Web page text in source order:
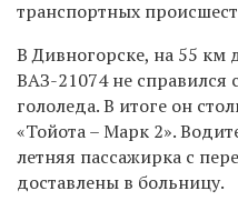
транспортных
В Дивногорске, на 55 км
ВАЗ-21074 не справился
гололеда. В итоге он
«Тойота – Марк 2».
летняя пассажирка с
доставлены в больницу.